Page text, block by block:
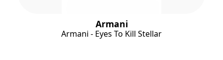
Armani
Armani - Eyes To Kill Stellar